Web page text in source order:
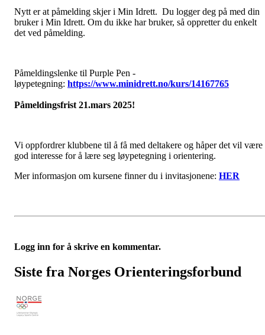
Nytt er at påmelding skjer i Min Idrett. Du logger deg på med din
bruker i Min Idrett. Om du ikke har bruker, så oppretter du enkelt
det ved påmelding.
Påmeldingslenke til Purple Pen -
løypetegning: https://www.minidrett.no/kurs/14167765
Påmeldingsfrist 21.mars 2025!
Vi oppfordrer klubbene til å få med deltakere og håper det vil være
god interesse for å lære seg løypetegning i orientering.
Mer informasjon om kursene finner du i invitasjonene: HER
Logg inn for å skrive en kommentar.
Siste fra Norges Orienteringsforbund